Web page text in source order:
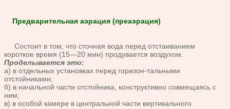
Предварительная аэрация (преаэрация)
Состоит в том, что сточная вода перед отстаиванием
короткое время (15—20 мин) продувается воздухом.
Проделывается это:
а) в отдельных установках перед горизон-тальными
отстойниками;
б) в начальной части отстойника, конструктивно совмещаясь с
ним;
в) в особой камере в центральной части вертикального